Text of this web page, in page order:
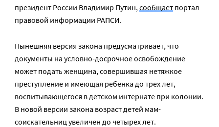
президент России Владимир Путин,сообщает портал
правовой информации РАПСИ.
Нынешняя версия закона предусматривает, что
документы на условно-досрочное освобождение
может подать женщина, совершившая нетяжкое
преступление и имеющая ребенка до трех лет,
воспитывающегося в детском интернате при колонии.
В новой версии закона возраст детей мам-
соискательниц увеличен до четырех лет.